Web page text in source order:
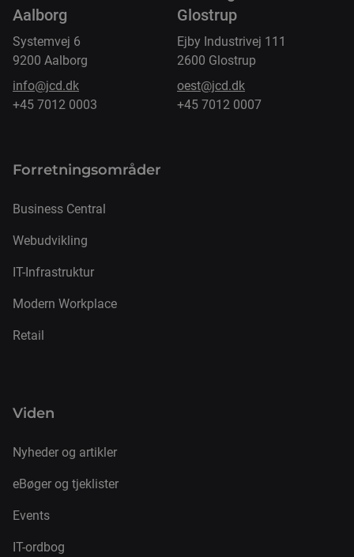
Aalborg
Systemvej 6
9200 Aalborg
info@jcd.dk
+45 7012 0003
Glostrup
Ejby Industrivej 111
2600 Glostrup
oest@jcd.dk
+45 7012 0007
Forretnings­områder
Business Central
Webudvikling
IT-Infrastruktur
Modern Workplace
Retail
Viden
Nyheder og artikler
eBøger og tjeklister
Events
IT-ordbog